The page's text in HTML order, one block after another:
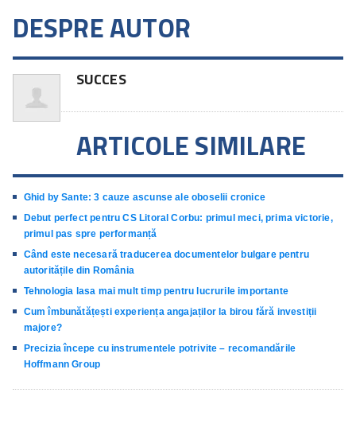
DESPRE AUTOR
SUCCES
ARTICOLE SIMILARE
Ghid by Sante: 3 cauze ascunse ale oboselii cronice
Debut perfect pentru CS Litoral Corbu: primul meci, prima victorie,
primul pas spre performanță
Când este necesară traducerea documentelor bulgare pentru
autoritățile din România
Tehnologia lasa mai mult timp pentru lucrurile importante
Cum îmbunătățești experiența angajaților la birou fără investiții
majore?
Precizia începe cu instrumentele potrivite – recomandările
Hoffmann Group